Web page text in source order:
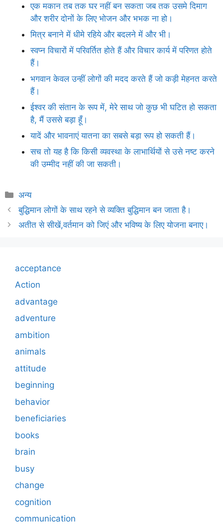
एक मकान तब तक घर नहीं बन सकता जब तक उसमे दिमाग
और शरीर दोनों के लिए भोजन और भभक ना हो।
मित्र बनाने में धीमे रहिये और बदलने में और भी।
स्वप्न विचारों में परिवर्तित होते हैं और विचार कार्य में परिणत होते
हैं।
भगवान केवल उन्हीं लोगों की मदद करते हैं जो कड़ी मेहनत करते
हैं।
ईश्वर की संतान के रूप में, मेरे साथ जो कुछ भी घटित हो सकता
है, मैं उससे बड़ा हूँ।
यादें और भावनाएं यातना का सबसे बड़ा रूप हो सकती हैं।
सच तो यह है कि किसी व्यवस्था के लाभार्थियों से उसे नष्ट करने
की उम्मीद नहीं की जा सकती।
Categories
अन्य
बुद्धिमान लोगों के साथ रहने से व्यक्ति बुद्धिमान बन जाता है।
अतीत से सीखें,वर्तमान को जिएं और भविष्य के लिए योजना बनाए।
acceptance
Action
advantage
adventure
ambition
animals
attitude
beginning
behavior
beneficiaries
books
brain
busy
change
cognition
communication